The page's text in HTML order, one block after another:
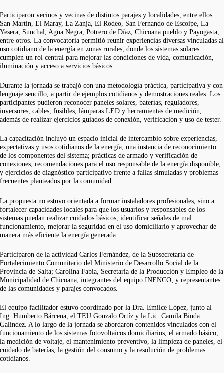
Participaron vecinos y vecinas de distintos parajes y localidades, entre ellos
San Martín, El Maray, La Zanja, El Rodeo, San Fernando de Escoipe, La
Yesera, Sunchal, Agua Negra, Potrero de Díaz, Chicoana pueblo y Payogasta,
entre otros. La convocatoria permitió reunir experiencias diversas vinculadas al
uso cotidiano de la energía en zonas rurales, donde los sistemas solares
cumplen un rol central para mejorar las condiciones de vida, comunicación,
iluminación y acceso a servicios básicos.
Durante la jornada se trabajó con una metodología práctica, participativa y con
lenguaje sencillo, a partir de ejemplos cotidianos y demostraciones reales. Los
participantes pudieron reconocer paneles solares, baterías, reguladores,
inversores, cables, fusibles, lámparas LED y herramientas de medición,
además de realizar ejercicios guiados de conexión, verificación y uso de tester.
La capacitación incluyó un espacio inicial de intercambio sobre experiencias,
expectativas y usos cotidianos de la energía; una instancia de reconocimiento
de los componentes del sistema; prácticas de armado y verificación de
conexiones; recomendaciones para el uso responsable de la energía disponible;
y ejercicios de diagnóstico participativo frente a fallas simuladas y problemas
frecuentes planteados por la comunidad.
La propuesta no estuvo orientada a formar instaladores profesionales, sino a
fortalecer capacidades locales para que los usuarios y responsables de los
sistemas puedan realizar cuidados básicos, identificar señales de mal
funcionamiento, mejorar la seguridad en el uso domiciliario y aprovechar de
manera más eficiente la energía generada.
Participaron de la actividad Carlos Fernández, de la Subsecretaría de
Fortalecimiento Comunitario del Ministerio de Desarrollo Social de la
Provincia de Salta; Carolina Fabia, Secretaria de la Producción y Empleo de la
Municipalidad de Chicoana; integrantes del equipo INENCO; y representantes
de las comunidades y parajes convocados.
El equipo facilitador estuvo coordinado por la Dra. Emilce López, junto al
Ing. Humberto Bárcena, el TEU Gonzalo Ortíz y la Lic. Camila Binda
Galíndez. A lo largo de la jornada se abordaron contenidos vinculados con el
funcionamiento de los sistemas fotovoltaicos domiciliarios, el armado básico,
la medición de voltaje, el mantenimiento preventivo, la limpieza de paneles, el
cuidado de baterías, la gestión del consumo y la resolución de problemas
cotidianos.